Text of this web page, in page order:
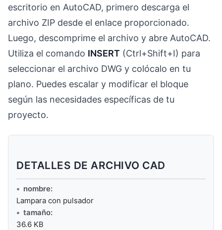
escritorio en AutoCAD, primero descarga el
archivo ZIP desde el enlace proporcionado.
Luego, descomprime el archivo y abre AutoCAD.
Utiliza el comando INSERT (Ctrl+Shift+I) para
seleccionar el archivo DWG y colócalo en tu
plano. Puedes escalar y modificar el bloque
según las necesidades específicas de tu
proyecto.
DETALLES DE ARCHIVO CAD
nombre:
Lampara con pulsador
tamaño:
36.6 KB